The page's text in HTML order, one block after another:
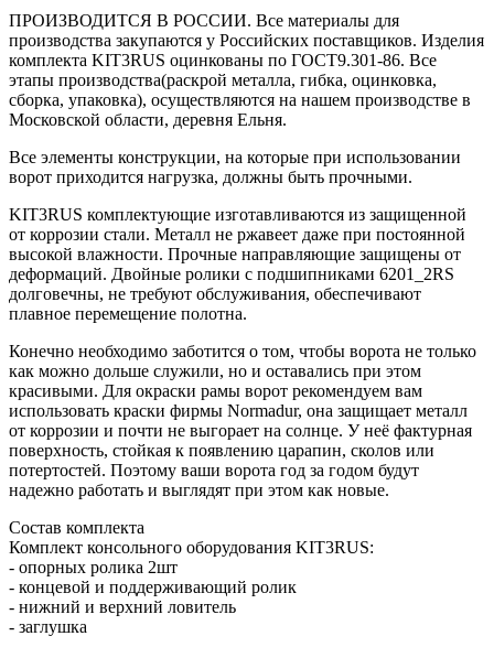
ПРОИЗВОДИТСЯ В РОССИИ. Все материалы для
производства закупаются у Российских поставщиков. Изделия
комплекта KIT3RUS оцинкованы по ГОСТ9.301-86. Все
этапы производства(раскрой металла, гибка, оцинковка,
сборка, упаковка), осуществляются на нашем производстве в
Московской области, деревня Ельня.
Все элементы конструкции, на которые при использовании
ворот приходится нагрузка, должны быть прочными.
KIT3RUS комплектующие изготавливаются из защищенной
от коррозии стали. Металл не ржавеет даже при постоянной
высокой влажности. Прочные направляющие защищены от
деформаций. Двойные ролики с подшипниками 6201_2RS
долговечны, не требуют обслуживания, обеспечивают
плавное перемещение полотна.
Конечно необходимо заботится о том, чтобы ворота не только
как можно дольше служили, но и оставались при этом
красивыми. Для окраски рамы ворот рекомендуем вам
использовать краски фирмы Normadur, она защищает металл
от коррозии и почти не выгорает на солнце. У неё фактурная
поверхность, стойкая к появлению царапин, сколов или
потертостей. Поэтому ваши ворота год за годом будут
надежно работать и выглядят при этом как новые.
Состав комплекта
Комплект консольного оборудования KIT3RUS:
- опорных ролика 2шт
- концевой и поддерживающий ролик
- нижний и верхний ловитель
- заглушка